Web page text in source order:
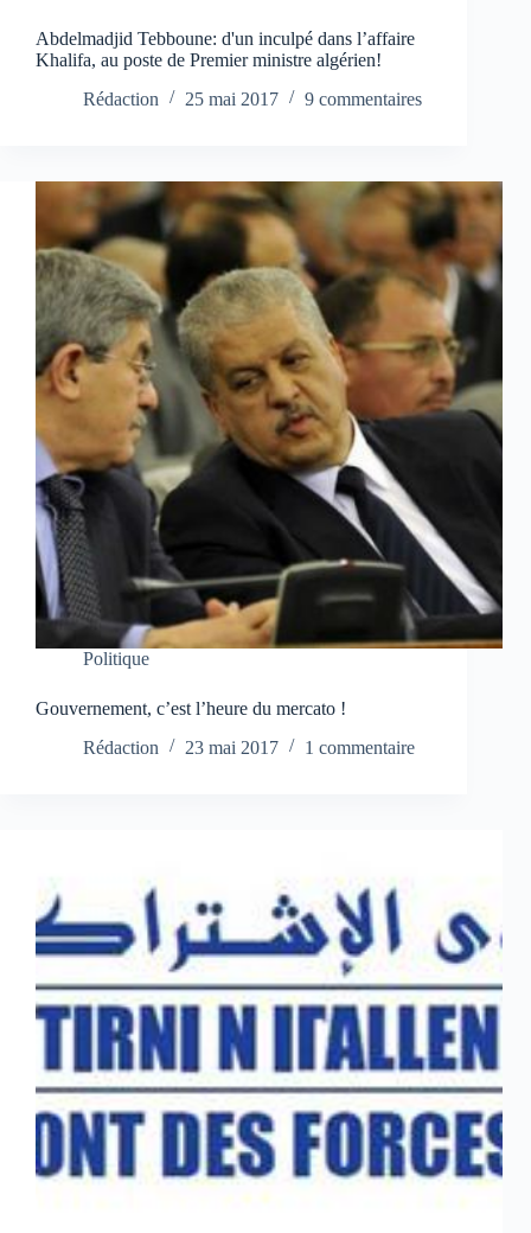
Abdelmadjid Tebboune: d'un inculpé dans l’affaire
Khalifa, au poste de Premier ministre algérien!
Rédaction
25 mai 2017 9 commentaires
Politique
Gouvernement, c’est l’heure du mercato !
Rédaction
23 mai 2017 1 commentaire